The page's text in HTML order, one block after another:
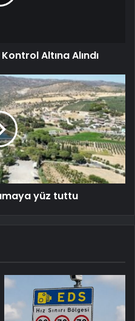
Altına Alındı
yüz tuttu